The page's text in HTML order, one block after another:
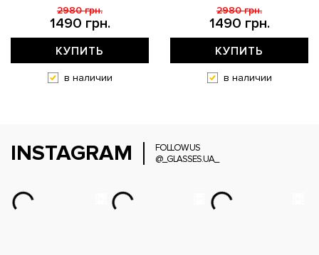
1490 грн.
2980 грн.
КУПИТЬ
в наличии
1490 грн.
2980 грн.
КУПИТЬ
в наличии
INSTAGRAM
FOLLOW US
@_GLASSES.UA_